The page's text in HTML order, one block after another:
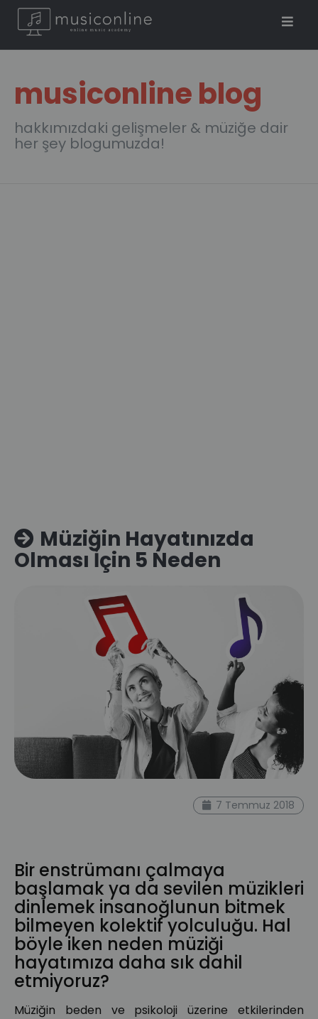
musiconline blog
hakkımızdaki gelişmeler & müziğe dair
her şey blogumuzda!
Müziğin Hayatınızda
Olması İçin 5 Neden
7 Temmuz 2018
Bir enstrümanı çalmaya
başlamak ya da sevilen müzikleri
dinlemek insanoğlunun bitmek
bilmeyen kolektif yolculuğu. Hal
böyle iken neden müziği
hayatımıza daha sık dahil
etmiyoruz?
Müziğin beden ve psikoloji üzerine etkilerinden